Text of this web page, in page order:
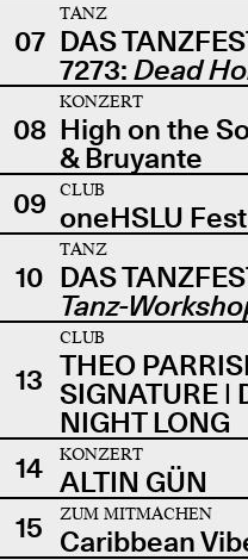
07
TANZ
DAS
7273: Dead
08
KONZERT
High on the
& Bruyante
09
CLUB
oneHSLU
10
TANZ
DAS
Tanz-
13
CLUB
THEO
SIGNATURE |
NIGHT LONG
14
KONZERT
ALTIN GÜN
15
ZUM MITMACHEN
Caribbean